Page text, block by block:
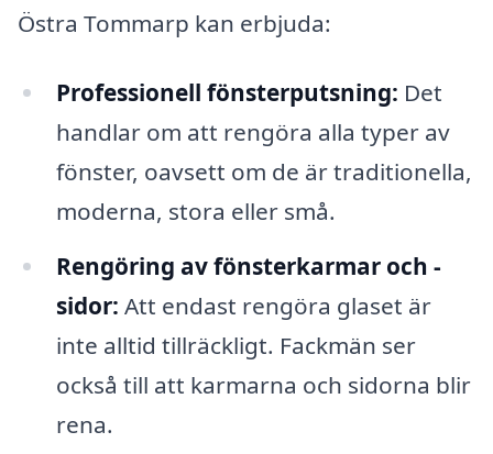
Östra Tommarp kan erbjuda:
Professionell fönsterputsning: Det
handlar om att rengöra alla typer av
fönster, oavsett om de är traditionella,
moderna, stora eller små.
Rengöring av fönsterkarmar och -
sidor: Att endast rengöra glaset är
inte alltid tillräckligt. Fackmän ser
också till att karmarna och sidorna blir
rena.